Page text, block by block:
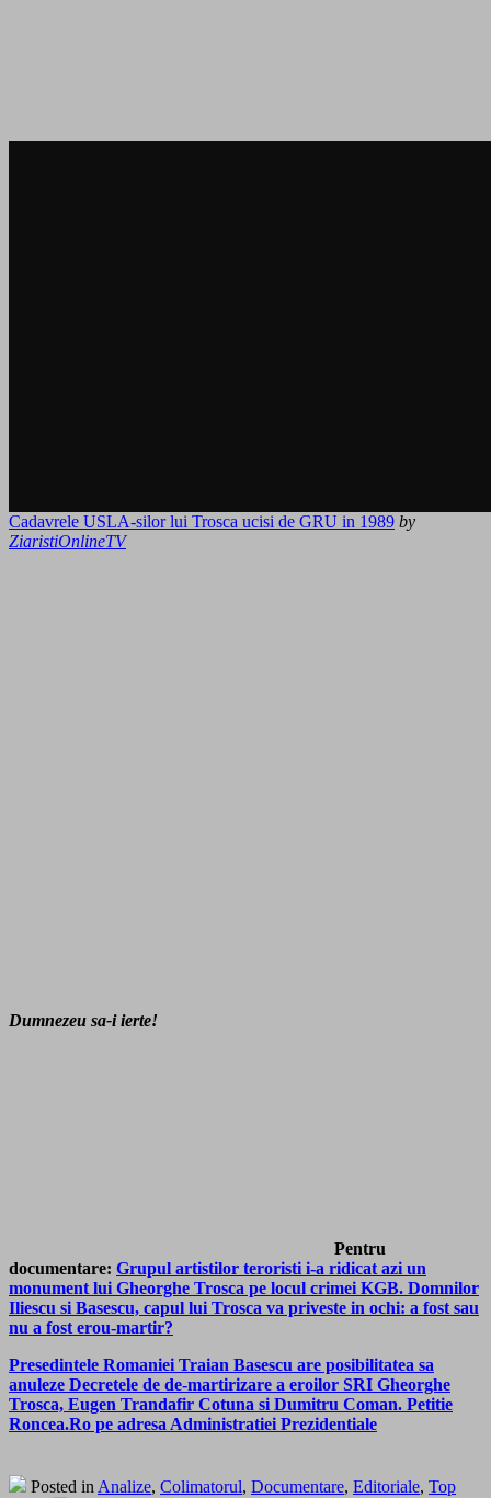
Cadavrele USLA-silor lui Trosca ucisi de GRU in 1989 by
ZiaristiOnlineTV
Dumnezeu sa-i ierte!
Pentru
documentare: Grupul artistilor teroristi i-a ridicat azi un
monument lui Gheorghe Trosca pe locul crimei KGB. Domnilor
Iliescu si Basescu, capul lui Trosca va priveste in ochi: a fost sau
nu a fost erou-martir?
Presedintele Romaniei Traian Basescu are posibilitatea sa
anuleze Decretele de de-martirizare a eroilor SRI Gheorghe
Trosca, Eugen Trandafir Cotuna si Dumitru Coman. Petitie
Roncea.Ro pe adresa Administratiei Prezidentiale
Posted in Analize, Colimatorul, Documentare, Editoriale, Top